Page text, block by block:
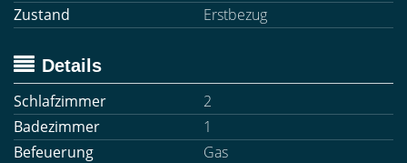
Zustand
Erstbezug
Details
Schlafzimmer
2
Badezimmer
1
Befeuerung
Gas